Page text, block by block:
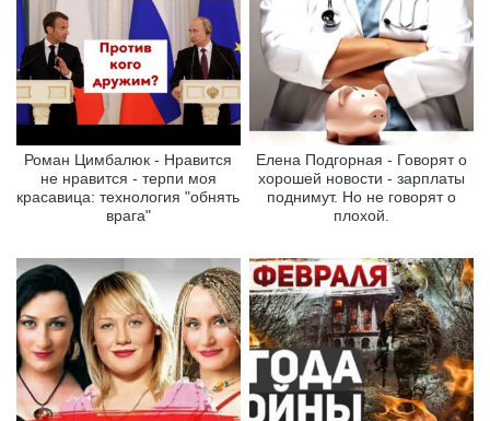
Роман Цимбалюк - Нравится
не нравится - терпи моя
красавица: технология "обнять
врага"
Елена Подгорная - Говорят о
хорошей новости - зарплаты
поднимут. Но не говорят о
плохой.